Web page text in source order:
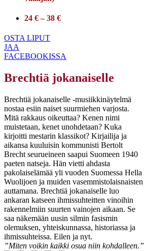
24 € – 38 €
OSTA LIPUT
JAA
FACEBOOKISSA
Brechtiä jokanaiselle
Brechtiä jokanaiselle -musiikkinäytelmä
nostaa esiin naiset suurmiehen varjosta.
Mitä rakkaus oikeuttaa? Kenen nimi
muistetaan, kenet unohdetaan? Kuka
kirjoitti mestarin klassikot? Kirjailija ja
aikansa kuuluisin kommunisti Bertolt
Brecht seurueineen saapui Suomeen 1940
paeten natseja. Hän vietti ahdasta
pakolaiselämää yli vuoden Suomessa Hella
Wuolijoen ja muiden vasemmistolaisnaisten
auttamana. Brechtiä jokanaiselle luo
ankaran katseen ihmissuhteitten vinoihin
rakennelmiin suurten vainojen aikaan. Se
saa näkemään uusin silmin fasismin
olemuksen, yhteiskunnassa, historiassa ja
ihmissuhteissa. Eilen ja nyt.
”Miten voikin kaikki osua niin kohdalleen.”